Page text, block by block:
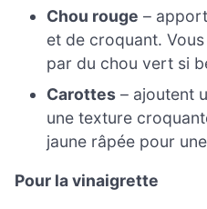
Chou rouge –
et de croquant.
par du chou vert si
Carottes – ajoutent
une texture
jaune râpée pour
Pour la vinaigrette